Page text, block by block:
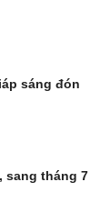
sáng đón
sang tháng 7